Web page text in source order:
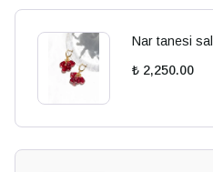
Nar tanesi
₺ 2,250.00